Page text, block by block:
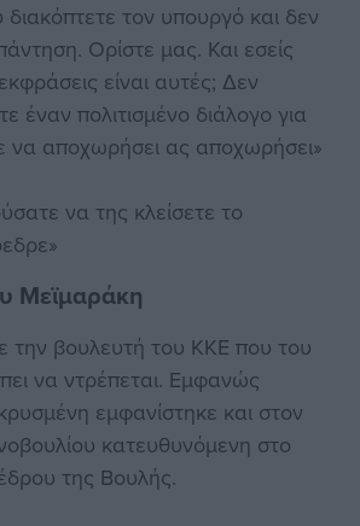
τον υπουργό και δεν
Ορίστε μας. Και εσείς
είναι αυτές; Δεν
έναν πολιτισμένο διάλογο για
να αποχωρήσει ας αποχωρήσει»
να της κλείσετε το
Μεϊμαράκη
την βουλευτή του ΚΚΕ που του
να ντρέπεται. Εμφανώς
εμφανίστηκε και στον
κατευθυνόμενη στο
της Βουλής.